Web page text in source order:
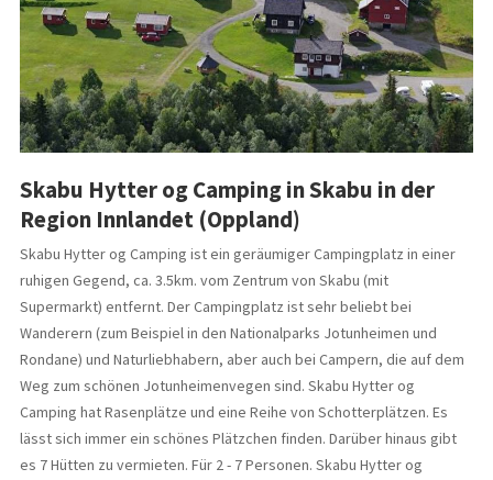
Skabu Hytter og Camping in Skabu in der
Region Innlandet (Oppland)
Skabu Hytter og Camping ist ein geräumiger Campingplatz in einer
ruhigen Gegend, ca. 3.5km. vom Zentrum von Skabu (mit
Supermarkt) entfernt. Der Campingplatz ist sehr beliebt bei
Wanderern (zum Beispiel in den Nationalparks Jotunheimen und
Rondane) und Naturliebhabern, aber auch bei Campern, die auf dem
Weg zum schönen Jotunheimenvegen sind. Skabu Hytter og
Camping hat Rasenplätze und eine Reihe von Schotterplätzen. Es
lässt sich immer ein schönes Plätzchen finden. Darüber hinaus gibt
es 7 Hütten zu vermieten. Für 2 - 7 Personen. Skabu Hytter og